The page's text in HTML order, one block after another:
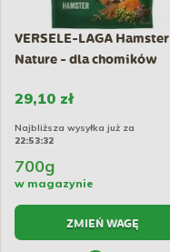
VERSELE-LAGA Hamster
Nature - dla chomików
29,10 zł
Najbliższa wysyłka już za
22:53:31
700g
w magazynie
ZMIEŃ WAGĘ